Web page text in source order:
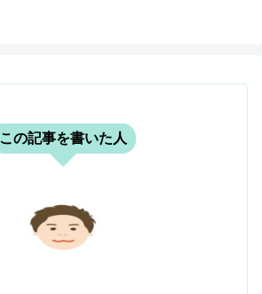
この記事を書いた人